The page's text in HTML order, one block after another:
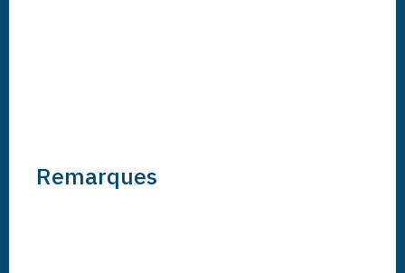
Remarques